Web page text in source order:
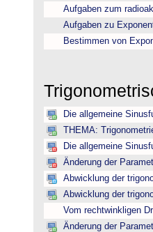
Aufgaben zum
Aufgaben zu
Bestimmen von
Die allgemeine
THEMA:
Die allgemeine
Änderung der
Abwicklung der
Abwicklung der
Vom rechtwinkligen
Änderung der